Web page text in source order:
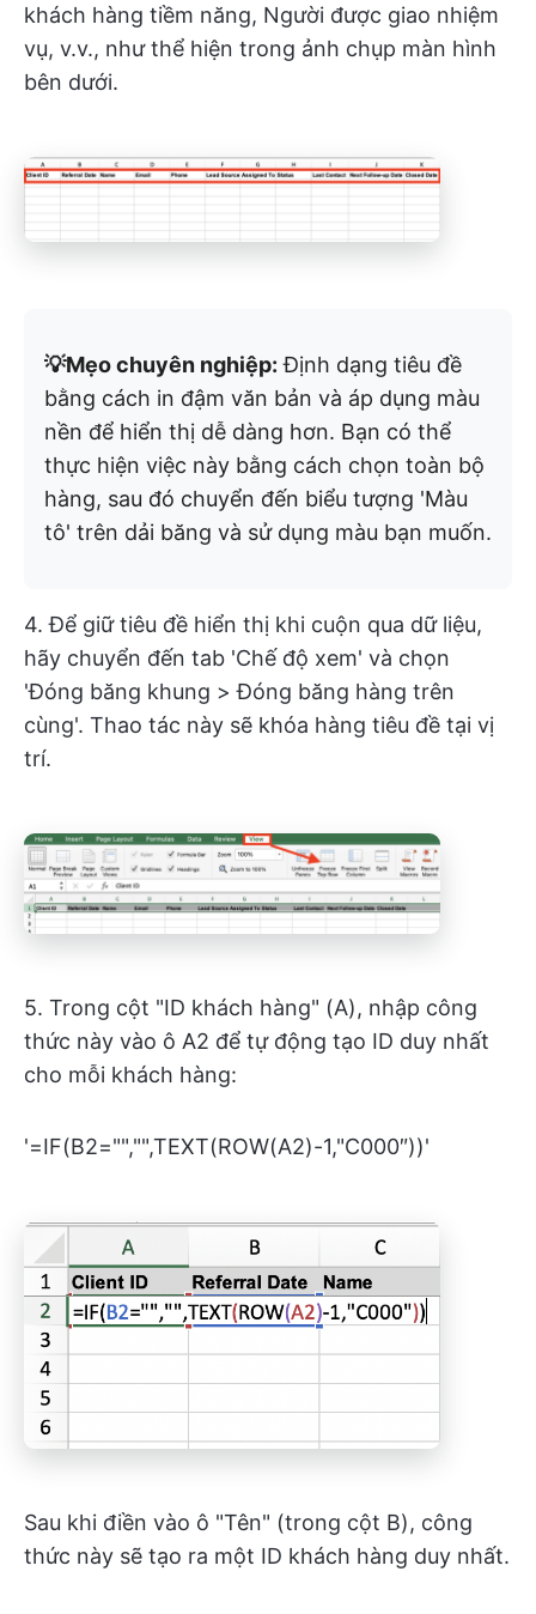
khách hàng tiềm năng, Người được giao nhiệm
vụ, v.v., như thể hiện trong ảnh chụp màn hình
bên dưới.
💡Mẹo chuyên nghiệp: Định dạng tiêu đề
bằng cách in đậm văn bản và áp dụng màu
nền để hiển thị dễ dàng hơn. Bạn có thể
thực hiện việc này bằng cách chọn toàn bộ
hàng, sau đó chuyển đến biểu tượng 'Màu
tô' trên dải băng và sử dụng màu bạn muốn.
4. Để giữ tiêu đề hiển thị khi cuộn qua dữ liệu,
hãy chuyển đến tab 'Chế độ xem' và chọn
'Đóng băng khung > Đóng băng hàng trên
cùng'. Thao tác này sẽ khóa hàng tiêu đề tại vị
trí.
5. Trong cột "ID khách hàng" (A), nhập công
thức này vào ô A2 để tự động tạo ID duy nhất
cho mỗi khách hàng:
'=IF(B2="","",TEXT(ROW(A2)-1,"C000″))'
Sau khi điền vào ô "Tên" (trong cột B), công
thức này sẽ tạo ra một ID khách hàng duy nhất.